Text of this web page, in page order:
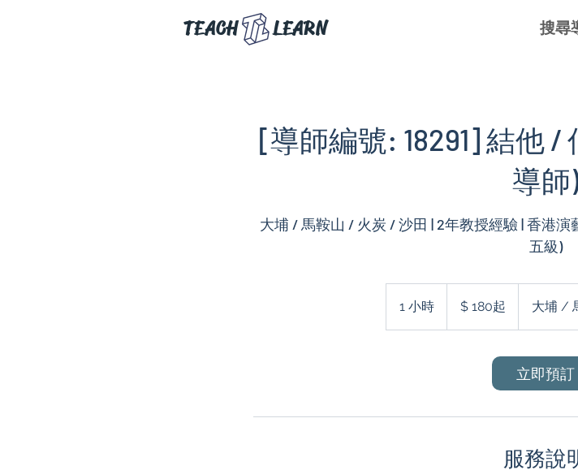
TEACH LEARN 搜尋
[導師編號: 18291] 結他 /
導師)
大埔 / 馬鞍山 / 火炭 / 沙田 | 2年教授經驗 | 香港演
五級)
1 小時1
小
$ 180起 大埔 /
立即預訂
服務說